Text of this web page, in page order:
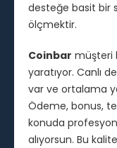
desteğe basit bir
ölçmektir.
Coinbar müşteri
yaratıyor. Canlı
var ve ortalama
Ödeme, bonus,
konuda
alıyorsun. Bu